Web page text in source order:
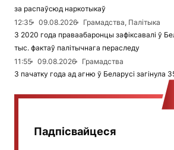
за распаўсюд наркотыкаў
12:35
09.08.2026
Грамадства, Палітыка
З 2020 года праваабаронцы зафіксавалі ў
тыс. фактаў палітычнага пераследу
11:55
09.08.2026
Грамадства
З пачатку года ад агню ў Беларусі загінула
Падпісвайцеся